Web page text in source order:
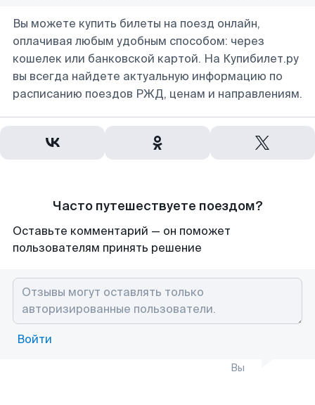
Вы можете купить билеты на поезд онлайн,
оплачивая любым удобным способом: через
кошелек или банковской картой. На Купибилет.ру
вы всегда найдете актуальную информацию по
расписанию поездов РЖД, ценам и направлениям.
Часто путешествуете поездом?
Оставьте комментарий — он поможет
пользователям принять решение
Войти
Вы